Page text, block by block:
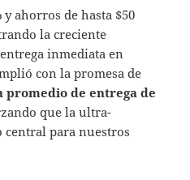
y ahorros de hasta $50
la creciente
inmediata en
con la promesa de
promedio de entrega de
que la ultra-
central para nuestros